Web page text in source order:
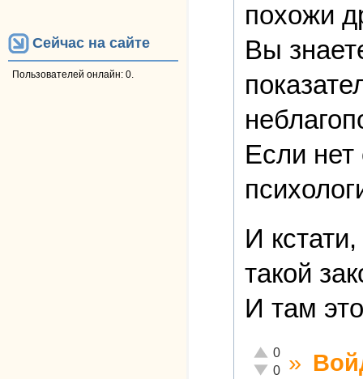
Сейчас на сайте
Пользователей онлайн: 0.
похожи
Вы
Если нет
И
такой
И там
Отлично!
0
Неадекватно!
0 »